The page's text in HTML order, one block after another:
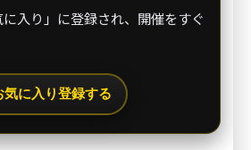
入り」に登録され、開催をすぐ
気に入り登録する